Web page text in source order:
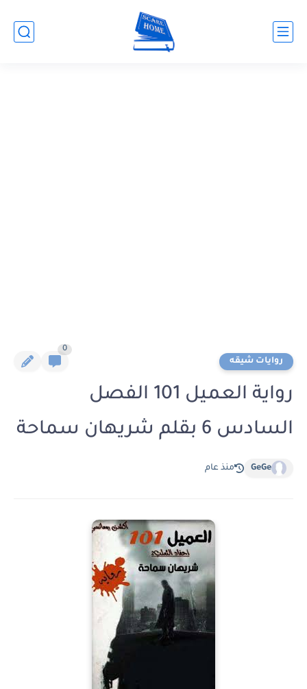
روايات شيقه
0
رواية العميل 101 الفصل
السادس 6 بقلم شريهان سماحة
GeGe منذ عام